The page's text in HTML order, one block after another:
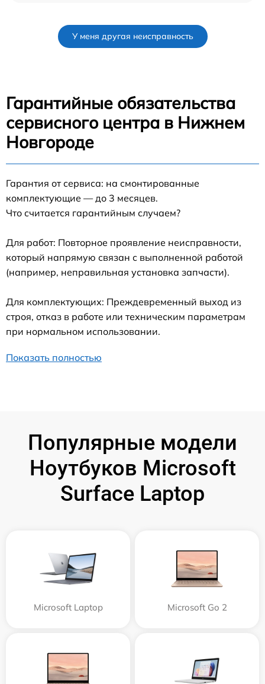
У меня другая неисправность
Гарантийные обязательства
сервисного центра в Нижнем
Новгороде
Гарантия от сервиса: на смонтированные
комплектующие — до 3 месяцев.
Что считается гарантийным случаем?
Для работ: Повторное проявление неисправности,
который напрямую связан с выполненной работой
(например, неправильная установка запчасти).
Для комплектующих: Преждевременный выход из
строя, отказ в работе или техническим параметрам
при нормальном использовании.
Показать полностью
Популярные модели
Ноутбуков Microsoft
Surface Laptop
Microsoft Laptop Microsoft Go 2